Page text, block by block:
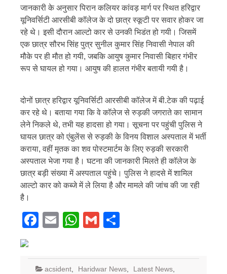
जानकारी के अनुसार पिरान कलियर कांवड़ मार्ग पर स्थित हरिद्वार
यूनिवर्सिटी आरसीबी कॉलेज के दो छात्र स्कूटी पर सवार होकर जा
रहे थे। इसी दौरान आल्टो कार से उनकी भिडंत हो गयी। जिसमें
एक छात्र सौरभ सिंह पुत्र सुनील कुमार सिंह निवासी नेपाल की
मौके पर ही मौत हो गयी, जबकि आयुष कुमार निवासी बिहार गंभीर
रूप से घायल हो गया। आयुष की हालत गंभीर बतायी गयी है।
दोनों छात्र हरिद्वार यूनिवर्सिटी आरसीबी कॉलेज में बी.टेक की पढ़ाई
कर रहे थे। बताया गया कि वे कॉलेज से रुड़की जगराते का सामान
लेने निकले थे, तभी यह हादसा हो गया। सूचना पर पहुंची पुलिस ने
घायल छात्र को एंबुलेंस से रुड़की के विनय विशाल अस्पताल में भर्ती
कराया, वहीं मृतक का शव पोस्टमार्टम के लिए रुड़की सरकारी
अस्पताल भेजा गया है। घटना की जानकारी मिलते ही कॉलेज के
छात्र बड़ी संख्या में अस्पताल पहुंचे। पुलिस ने हादसे में शामिल
आल्टो कार को कब्जे में ले लिया है और मामले की जांच की जा रही
है।
Facebook
EmailWhatsApp
Gmail
acsident Haridwar News Latest News